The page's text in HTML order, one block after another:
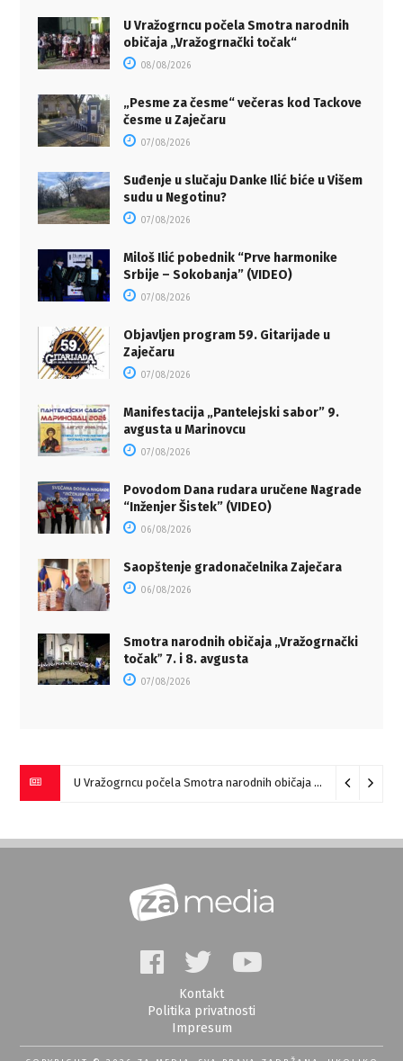
U Vražogrncu počela Smotra narodnih
običaja „Vražogrnački točak“
08/08/2026
„Pesme za česme“ večeras kod Tackove
česme u Zaječaru
07/08/2026
Suđenje u slučaju Danke Ilić biće u Višem
sudu u Negotinu?
07/08/2026
Miloš Ilić pobednik “Prve harmonike
Srbije – Sokobanja” (VIDEO)
07/08/2026
Objavljen program 59. Gitarijade u
Zaječaru
07/08/2026
Manifestacija „Pantelejski sabor” 9.
avgusta u Marinovcu
07/08/2026
Povodom Dana rudara uručene Nagrade
“Inženjer Šistek” (VIDEO)
06/08/2026
Saopštenje gradonačelnika Zaječara
06/08/2026
Smotra narodnih običaja „Vražogrnački
točakˮ 7. i 8. avgusta
07/08/2026
U Vražogrncu počela Smotra narodnih običaja „Vražogrnački točak“
Kontakt
Politika privatnosti
Impresum